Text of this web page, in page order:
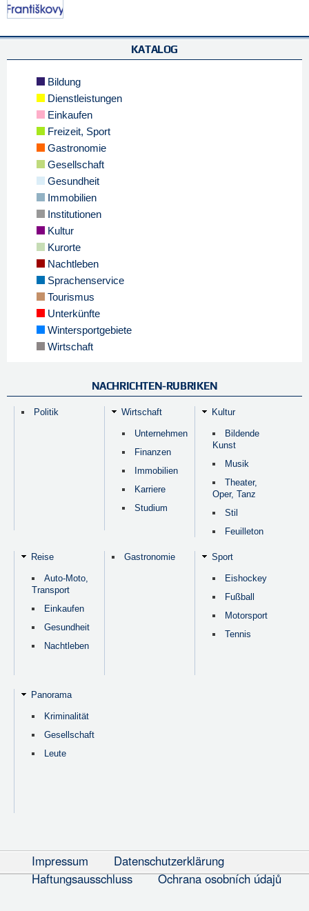
KATALOG
Bildung
Dienstleistungen
Einkaufen
Freizeit, Sport
Gastronomie
Gesellschaft
Gesundheit
Immobilien
Institutionen
Kultur
Kurorte
Nachtleben
Sprachenservice
Tourismus
Unterkünfte
Wintersportgebiete
Wirtschaft
NACHRICHTEN-RUBRIKEN
Politik Wirtschaft
Unternehmen
Finanzen
Immobilien
Karriere
Studium
Kultur
Bildende
Kunst
Musik
Theater,
Oper, Tanz
Stil
Feuilleton
Reise
Auto-Moto,
Transport
Einkaufen
Gesundheit
Nachtleben
Gastronomie Sport
Eishockey
Fußball
Motorsport
Tennis
Panorama
Kriminalität
Gesellschaft
Leute
Impressum
Datenschutzerklärung
Haftungsausschluss
Ochrana osobních údajů